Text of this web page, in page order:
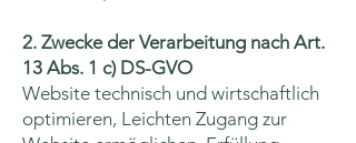
2. Zwecke der Verarbeitung nach Art.
13 Abs. 1 c) DS-GVO
Website technisch und wirtschaftlich
optimieren, Leichten Zugang zur